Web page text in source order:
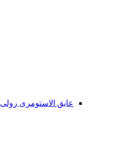
عایق الاستومری رولی